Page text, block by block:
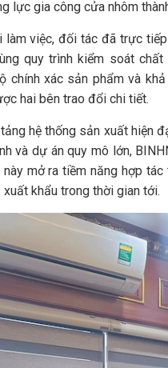
lực gia công cửa nhôm
làm việc, đối tác đã trực
quy trình kiểm soát chất
chính xác sản phẩm và
hai bên trao đổi chi tiết.
hệ thống sản xuất hiện
và dự án quy mô lớn,
này mở ra tiềm năng hợp
xuất khẩu trong thời gian tới.